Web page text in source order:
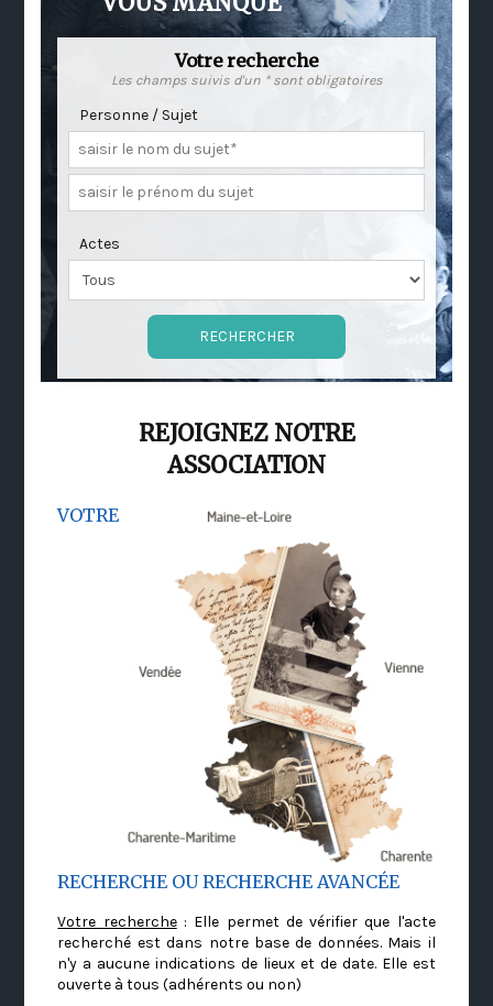
Votre recherche
Les champs suivis d'un * sont obligatoires
Personne / Sujet
Actes
REJOIGNEZ NOTRE
ASSOCIATION
VOTRE
RECHERCHE OU RECHERCHE AVANCÉE
Votre recherche: Elle permet de vérifier que l'acte
recherché est dans notre base de données. Mais il
n'y a aucune indications de lieux et de date. Elle est
ouverte à tous (adhérents ou non)